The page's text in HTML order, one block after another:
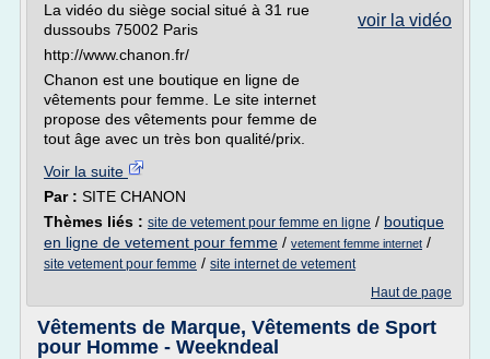
voir la vidéo
La vidéo du siège social situé à 31 rue
dussoubs 75002 Paris
http://www.chanon.fr/
Chanon est une boutique en ligne de
vêtements pour femme. Le site internet
propose des vêtements pour femme de
tout âge avec un très bon qualité/prix.
Voir la suite
Par : SITE CHANON
Thèmes liés : site de vetement pour femme en ligne / boutique
en ligne de vetement pour femme / vetement femme internet /
site vetement pour femme / site internet de vetement
Haut de page
Vêtements de Marque, Vêtements de Sport
pour Homme - Weekndeal